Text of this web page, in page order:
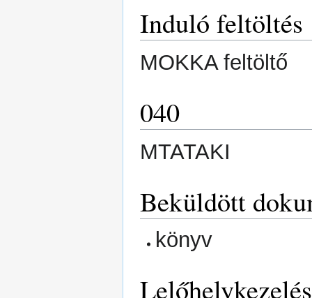
Induló feltöltés
MOKKA feltöltő
040
MTATAKI
Beküldött
könyv
Lelőhelykezelés